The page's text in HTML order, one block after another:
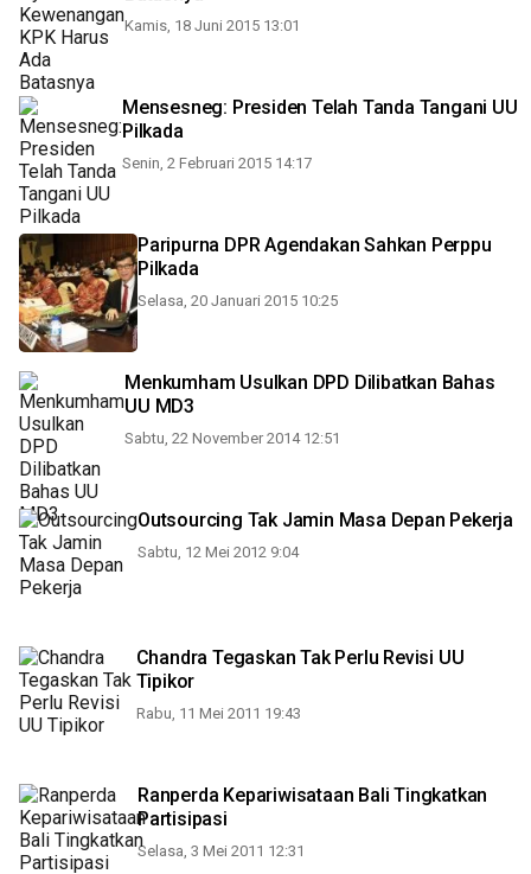
Kamis, 18 Juni 2015 13:01
Mensesneg: Presiden Telah Tanda Tangani UU
Pilkada
Senin, 2 Februari 2015 14:17
Paripurna DPR Agendakan Sahkan Perppu
Pilkada
Selasa, 20 Januari 2015 10:25
Menkumham Usulkan DPD Dilibatkan Bahas
UU MD3
Sabtu, 22 November 2014 12:51
Outsourcing Tak Jamin Masa Depan Pekerja
Sabtu, 12 Mei 2012 9:04
Chandra Tegaskan Tak Perlu Revisi UU
Tipikor
Rabu, 11 Mei 2011 19:43
Ranperda Kepariwisataan Bali Tingkatkan
Partisipasi
Selasa, 3 Mei 2011 12:31